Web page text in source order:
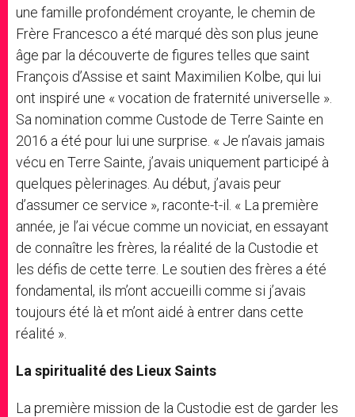
une famille profondément croyante, le chemin de
Frère Francesco a été marqué dès son plus jeune
âge par la découverte de figures telles que saint
François d’Assise et saint Maximilien Kolbe, qui lui
ont inspiré une « vocation de fraternité universelle ».
Sa nomination comme Custode de Terre Sainte en
2016 a été pour lui une surprise. « Je n’avais jamais
vécu en Terre Sainte, j’avais uniquement participé à
quelques pèlerinages. Au début, j’avais peur
d’assumer ce service », raconte-t-il. « La première
année, je l’ai vécue comme un noviciat, en essayant
de connaître les frères, la réalité de la Custodie et
les défis de cette terre. Le soutien des frères a été
fondamental, ils m’ont accueilli comme si j’avais
toujours été là et m’ont aidé à entrer dans cette
réalité ».
La spiritualité des Lieux Saints
La première mission de la Custodie est de garder les